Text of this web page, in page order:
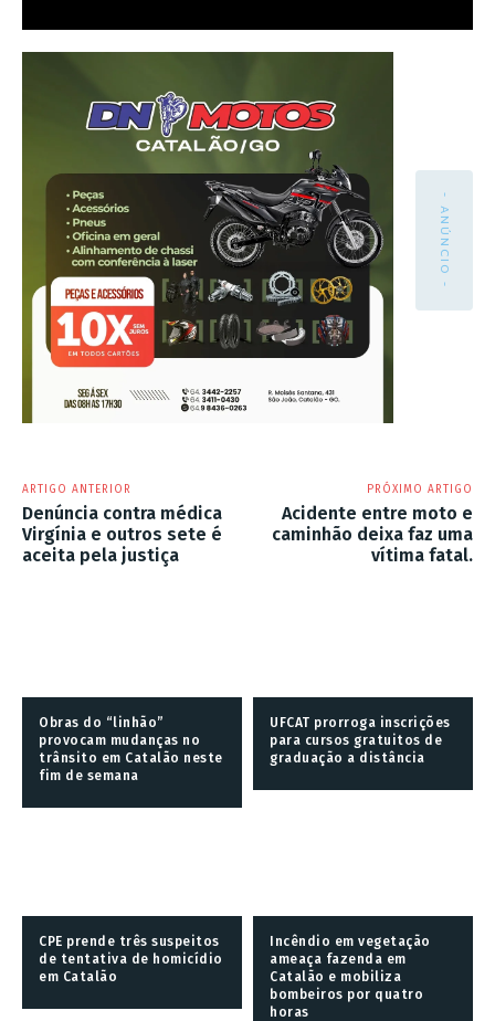
- ANÚNCIO -
ARTIGO ANTERIOR
Denúncia contra médica
Virgínia e outros sete é
aceita pela justiça
PRÓXIMO ARTIGO
Acidente entre moto e
caminhão deixa faz uma
vítima fatal.
Obras do “linhão”
provocam mudanças no
trânsito em Catalão neste
fim de semana
UFCAT prorroga inscrições
para cursos gratuitos de
graduação a distância
CPE prende três suspeitos
de tentativa de homicídio
em Catalão
Incêndio em vegetação
ameaça fazenda em
Catalão e mobiliza
bombeiros por quatro
horas